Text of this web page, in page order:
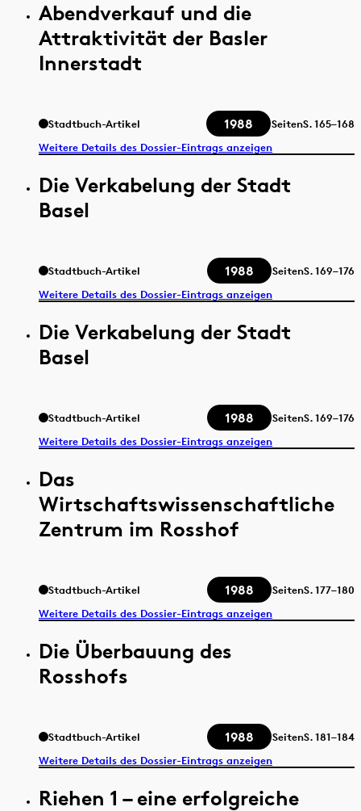
Abendverkauf und die
Attraktivität der Basler
Innerstadt
Stadtbuch-Artikel 1988 SeitenS.165–168
Weitere Details des Dossier-Eintrags anzeigen
Die Verkabelung der Stadt
Basel
Stadtbuch-Artikel 1988 SeitenS.169–176
Weitere Details des Dossier-Eintrags anzeigen
Die Verkabelung der Stadt
Basel
Stadtbuch-Artikel 1988 SeitenS.169–176
Weitere Details des Dossier-Eintrags anzeigen
Das
Wirtschaftswissenschaftliche
Zentrum im Rosshof
Stadtbuch-Artikel 1988 SeitenS.177–180
Weitere Details des Dossier-Eintrags anzeigen
Die Überbauung des
Rosshofs
Stadtbuch-Artikel 1988 SeitenS.181–184
Weitere Details des Dossier-Eintrags anzeigen
Riehen 1 – eine erfolgreiche